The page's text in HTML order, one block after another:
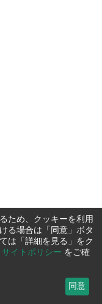
ため、クッキーを利用
る場合は「同意」ボタ
は「詳細を見る」をク
サイトポリシー をご確
同意